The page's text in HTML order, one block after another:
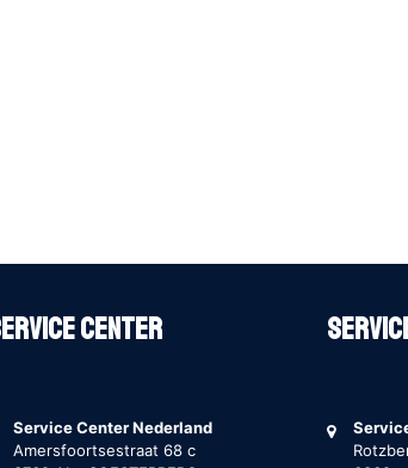
Center
Service Center Nederland
Amersfoortsestraat 68 c